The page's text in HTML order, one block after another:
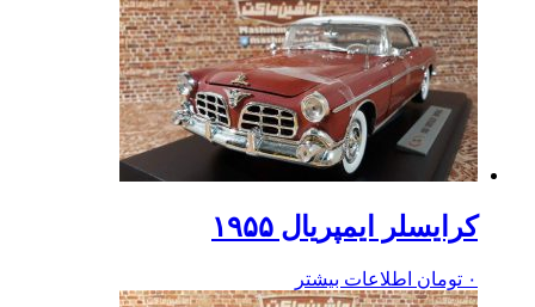
کرایسلر ایمپریال ۱۹۵۵
۰ تومان اطلاعات بیشتر